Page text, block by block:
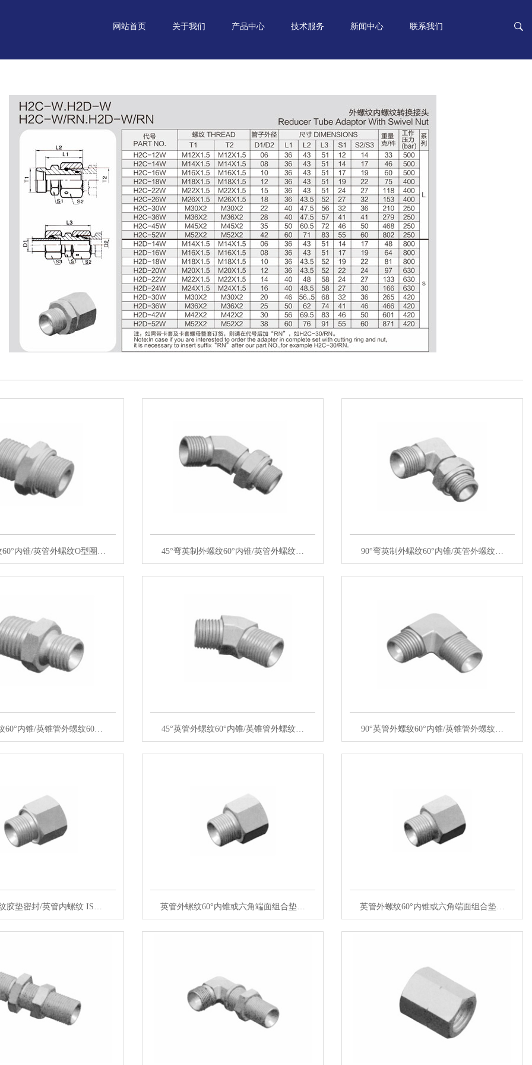
网站首页 关于我们 产品中心 技术服务 新闻中心 联系我们
60°内锥/英管外螺纹O型圈… 45°弯英制外螺纹60°内锥/英管外螺纹… 90°弯英制外螺纹60°内锥/英管外螺纹…
60°内锥/英锥管外螺纹60… 45°英管外螺纹60°内锥/英锥管外螺纹… 90°英管外螺纹60°内锥/英锥管外螺纹…
胶垫密封/英管内螺纹 IS… 英管外螺纹60°内锥或六角端面组合垫… 英管外螺纹60°内锥或六角端面组合垫…